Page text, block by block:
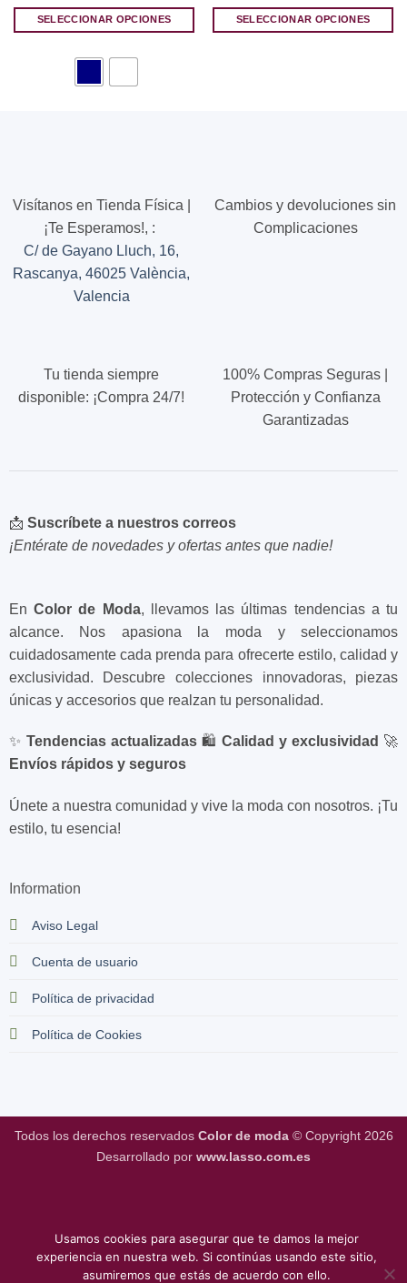
SELECCIONAR OPCIONES
elegir
página
SELECCIONAR OPCIONES
elegir
Visítanos en Tienda Física |
¡Te Esperamos!, :
C/ de Gayano Lluch, 16,
Rascanya, 46025 València,
Valencia
Cambios y devoluciones sin
Complicaciones
Tu tienda siempre
disponible: ¡Compra 24/7!
100% Compras Seguras |
Protección y Confianza
Garantizadas
EnColor de Moda, llevamos las últimas tendencias a tu
alcance. Nos apasiona la moda y seleccionamos
cuidadosamente cada prenda para ofrecerte estilo, calidad y
exclusividad. Descubre colecciones innovadoras, piezas
únicas y accesorios que realzan tu personalidad.
✨ Tendencias actualizadas🛍️Calidad y exclusividad 🚀
Envíos rápidos y seguros
Únete a nuestra comunidad y vive la moda con nosotros. ¡Tu
estilo, tu esencia!
Information
Aviso Legal
Cuenta de usuario
Política de privacidad
Política de Cookies
📩 Suscríbete a nuestros correos
¡Entérate de novedades y ofertas antes que nadie!
Todos los derechos reservados Color de moda© Copyright 2026
Desarrollado por www.lasso.com.es
Usamos cookies para asegurar que te damos la mejor
experiencia en nuestra web. Si continúas usando este sitio,
asumiremos que estás de acuerdo con ello.